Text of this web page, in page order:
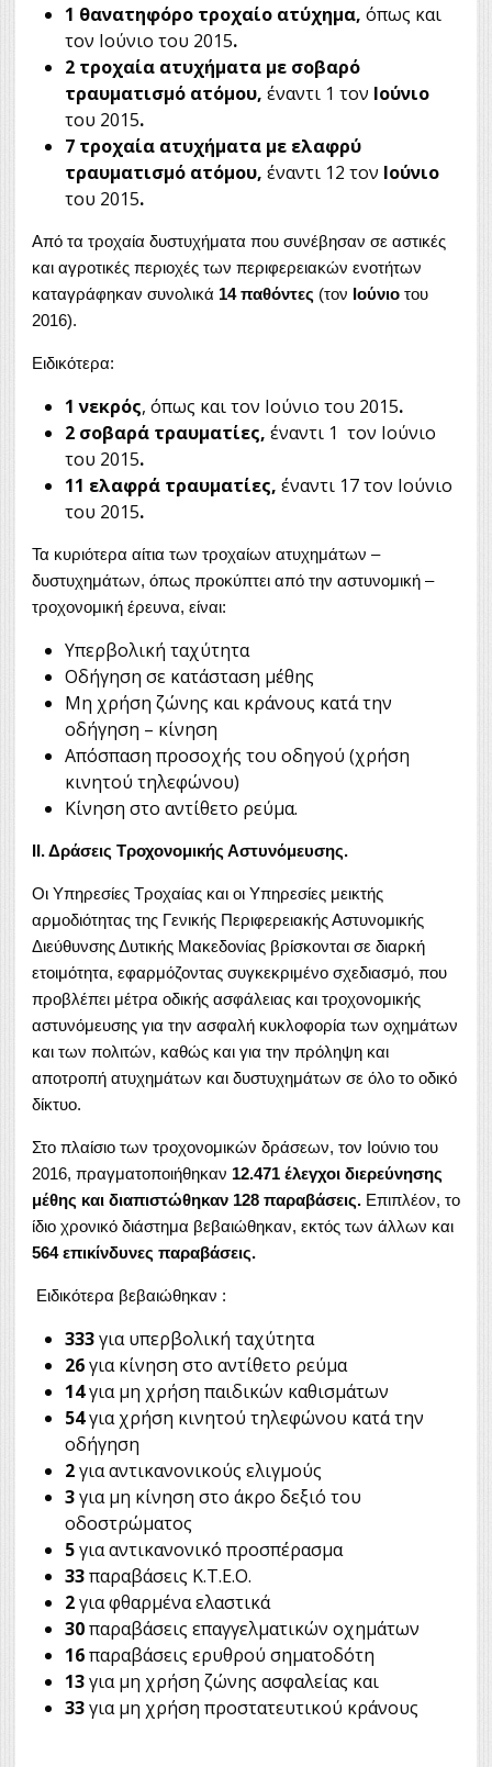
1 θανατηφόρο τροχαίο ατύχημα, όπως και
τον Ιούνιο του 2015.
2 τροχαία ατυχήματα με σοβαρό
τραυματισμό ατόμου, έναντι 1 τον Ιούνιο
του 2015.
7 τροχαία ατυχήματα με ελαφρύ
τραυματισμό ατόμου, έναντι 12 τον Ιούνιο
του 2015.
Από τα τροχαία δυστυχήματα που συνέβησαν σε αστικές
και αγροτικές περιοχές των περιφερειακών ενοτήτων
καταγράφηκαν συνολικά 14 παθόντες (τον Ιούνιο του
2016).
Ειδικότερα:
1 νεκρός, όπως και τον Ιούνιο του 2015.
2 σοβαρά τραυματίες, έναντι 1 τον Ιούνιο
του 2015.
11 ελαφρά τραυματίες, έναντι 17 τον Ιούνιο
του 2015.
Τα κυριότερα αίτια των τροχαίων ατυχημάτων –
δυστυχημάτων, όπως προκύπτει από την αστυνομική –
τροχονομική έρευνα, είναι:
Υπερβολική ταχύτητα
Οδήγηση σε κατάσταση μέθης
Μη χρήση ζώνης και κράνους κατά την
οδήγηση – κίνηση
Απόσπαση προσοχής του οδηγού (χρήση
κινητού τηλεφώνου)
Κίνηση στο αντίθετο ρεύμα.
ΙΙ. Δράσεις Τροχονομικής Αστυνόμευσης.
Οι Υπηρεσίες Τροχαίας και οι Υπηρεσίες μεικτής
αρμοδιότητας της Γενικής Περιφερειακής Αστυνομικής
Διεύθυνσης Δυτικής Μακεδονίας βρίσκονται σε διαρκή
ετοιμότητα, εφαρμόζοντας συγκεκριμένο σχεδιασμό, που
προβλέπει μέτρα οδικής ασφάλειας και τροχονομικής
αστυνόμευσης για την ασφαλή κυκλοφορία των οχημάτων
και των πολιτών, καθώς και για την πρόληψη και
αποτροπή ατυχημάτων και δυστυχημάτων σε όλο το οδικό
δίκτυο.
Στο πλαίσιο των τροχονομικών δράσεων, τον Ιούνιο του
2016, πραγματοποιήθηκαν 12.471 έλεγχοι διερεύνησης
μέθης και διαπιστώθηκαν 128 παραβάσεις. Επιπλέον, το
ίδιο χρονικό διάστημα βεβαιώθηκαν, εκτός των άλλων και
564 επικίνδυνες παραβάσεις.
Ειδικότερα βεβαιώθηκαν :
333για υπερβολική ταχύτητα
26για κίνηση στο αντίθετο ρεύμα
14για μη χρήση παιδικών καθισμάτων
54για χρήση κινητού τηλεφώνου κατά την
οδήγηση
2για αντικανονικούς ελιγμούς
3για μη κίνηση στο άκρο δεξιό του
οδοστρώματος
5για αντικανονικό προσπέρασμα
33παραβάσεις Κ.Τ.Ε.Ο.
2για φθαρμένα ελαστικά
30παραβάσεις επαγγελματικών οχημάτων
16παραβάσεις ερυθρού σηματοδότη
13για μη χρήση ζώνης ασφαλείας και
33για μη χρήση προστατευτικού κράνους